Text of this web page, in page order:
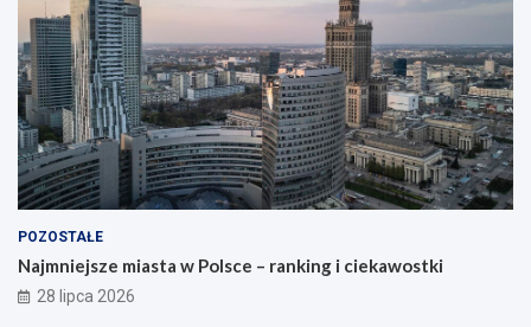
POZOSTAŁE
Najmniejsze miasta w Polsce – ranking i ciekawostki
28 lipca 2026